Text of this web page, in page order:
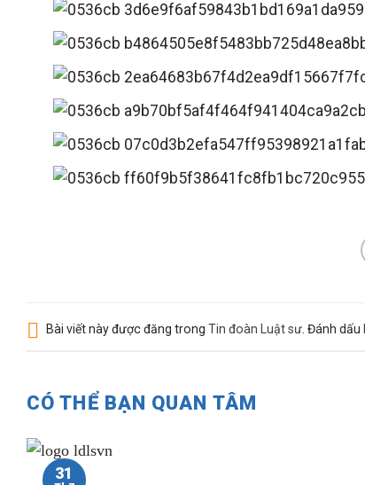
Bài viết này được đăng trong Tin đoàn Luật sư . Đánh dấu
CÓ THỂ BẠN QUAN TÂM
31